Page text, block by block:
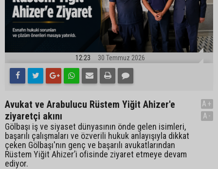
12:23 30 Temmuz 2026
Avukat ve Arabulucu Rüstem Yiğit Ahizer'e
ziyaretçi akını
Gölbaşı iş ve siyaset dünyasının önde gelen isimleri,
başarılı çalışmaları ve özverili hukuk anlayışıyla dikkat
çeken Gölbaşı'nın genç ve başarılı avukatlarından
Rüstem Yiğit Ahizer’i ofisinde ziyaret etmeye devam
ediyor.
A+
A-